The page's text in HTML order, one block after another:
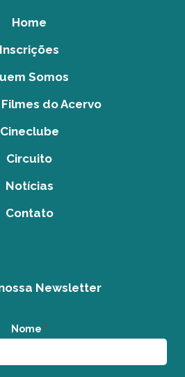
Home
Inscrições
Somos
do Acervo
Cineclube
Circuito
Notícias
Contato
Newsletter
Nome *